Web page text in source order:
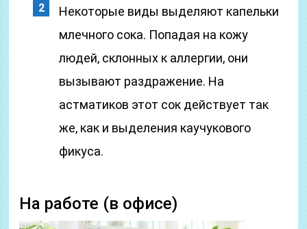
Некоторые виды выделяют капельки
млечного сока. Попадая на кожу
людей, склонных к аллергии, они
вызывают раздражение. На
астматиков этот сок действует так
же, как и выделения каучукового
фикуса.
На работе (в офисе)